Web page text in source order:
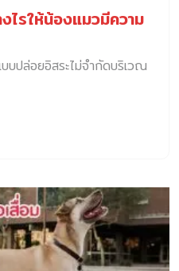
ไรให้น้องแมวมีความ
บปล่อยอิสระไม่จำกัดบริเวณ